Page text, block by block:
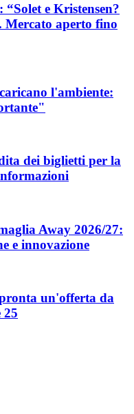
e Kristensen?
Mercato aperto fino
l'ambiente:
dei biglietti per la
Away 2026/27:
e innovazione
un'offerta da
25